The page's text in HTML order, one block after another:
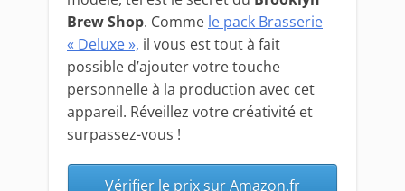
Brew Shop. Comme le pack Brasserie
« Deluxe », il vous est tout à fait
possible d’ajouter votre touche
personnelle à la production avec cet
appareil. Réveillez votre créativité et
surpassez-vous !
Vérifier le prix sur Amazon.fr